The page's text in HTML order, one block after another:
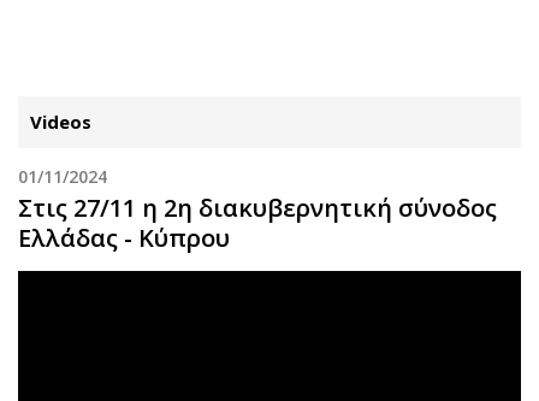
ΚΑΤΗΓΟΡΙΕΣ ΣΥΝΔΕΣΗ
Κύπρος
Videos
01/11/2024
Στις 27/11 η 2η διακυβερνητική σύνοδος
Ελλάδας - Κύπρου